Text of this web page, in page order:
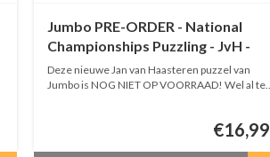
Jumbo PRE-ORDER - National
Championships Puzzling - JvH -
1000 stukjes
Deze nieuwe Jan van Haasteren puzzel van
Jumbo is NOG NIET OP VOORRAAD! Wel al te
€16,99